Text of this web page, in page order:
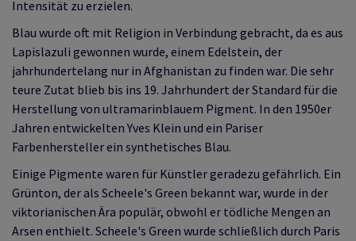
Intensität zu erzielen.
Blau wurde oft mit Religion in Verbindung gebracht, da es aus
Lapislazuli gewonnen wurde, einem Edelstein, der
jahrhundertelang nur in Afghanistan zu finden war. Die sehr
teure Zutat blieb bis ins 19. Jahrhundert der Standard für die
Herstellung von ultramarinblauem Pigment. In den 1950er
Jahren entwickelten Yves Klein und ein Pariser
Farbenhersteller ein synthetisches Blau.
Einige Pigmente waren für Künstler geradezu gefährlich. Ein
Grünton, der als Scheele's Green bekannt war, wurde in der
viktorianischen Ära populär, obwohl er tödliche Mengen an
Arsen enthielt. Scheele's Green wurde schließlich durch Paris